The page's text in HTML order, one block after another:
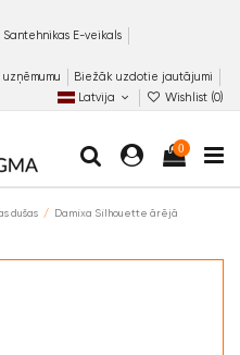
Santehnikas E-veikals
uzņēmumu
Biežāk uzdotie jautājumi
Latvija
Wishlist (0)
0
dušas
Damixa Silhouette ārējā